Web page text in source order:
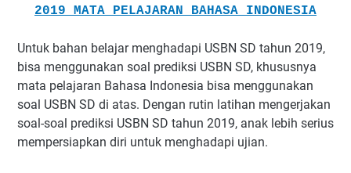
2019 MATA PELAJARAN BAHASA INDONESIA
Untuk bahan belajar menghadapi USBN SD tahun 2019,
bisa menggunakan soal prediksi USBN SD, khususnya
mata pelajaran Bahasa Indonesia bisa menggunakan
soal USBN SD di atas. Dengan rutin latihan mengerjakan
soal-soal prediksi USBN SD tahun 2019, anak lebih serius
mempersiapkan diri untuk menghadapi ujian.